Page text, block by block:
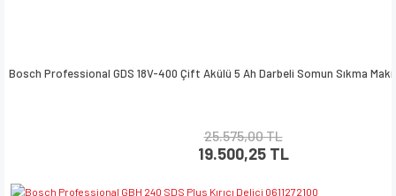
Bosch Professional GDS 18V-400 Çift Akülü 5 Ah Darbeli Somun Sıkma
25.575,00 TL
19.500,25 TL